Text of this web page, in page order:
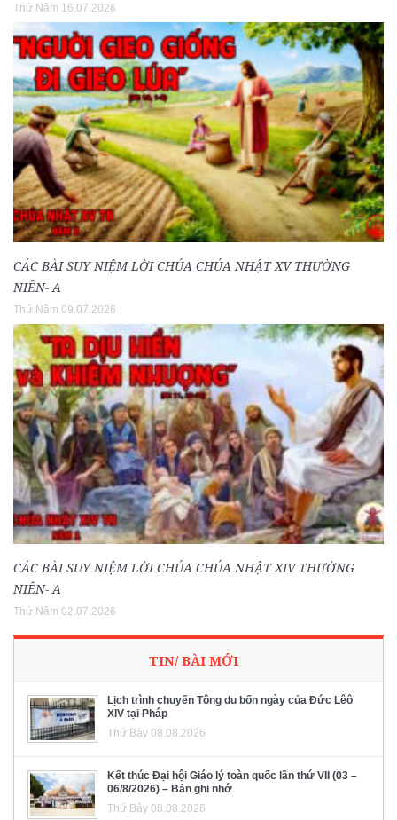
Thứ Năm 16.07.2026
CÁC BÀI SUY NIỆM LỜI CHÚA CHÚA NHẬT XV THƯỜNG
NIÊN- A
Thứ Năm 09.07.2026
CÁC BÀI SUY NIỆM LỜI CHÚA CHÚA NHẬT XIV THƯỜNG
NIÊN- A
Thứ Năm 02.07.2026
TIN/ BÀI MỚI
Lịch trình chuyến Tông du bốn ngày của Đức Lêô
XIV tại Pháp
Thứ Bảy 08.08.2026
Kết thúc Đại hội Giáo lý toàn quốc lần thứ VII (03 –
06/8/2026) – Bản ghi nhớ
Thứ Bảy 08.08.2026